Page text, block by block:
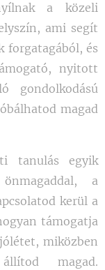
a közeli
ami segít
forgatagából, és
nyitott
gondolkodású
magad
tanulás egyik
a
kerül a
támogatja
miközben
magad.